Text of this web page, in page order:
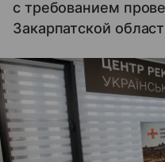
с требованием
Закарпатской